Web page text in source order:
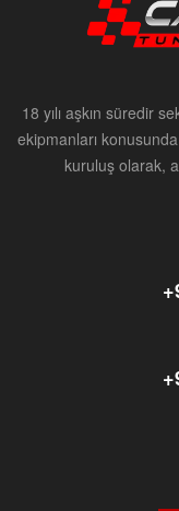
18 yılı aşkın süredir
ekipmanları
kuruluş olarak,